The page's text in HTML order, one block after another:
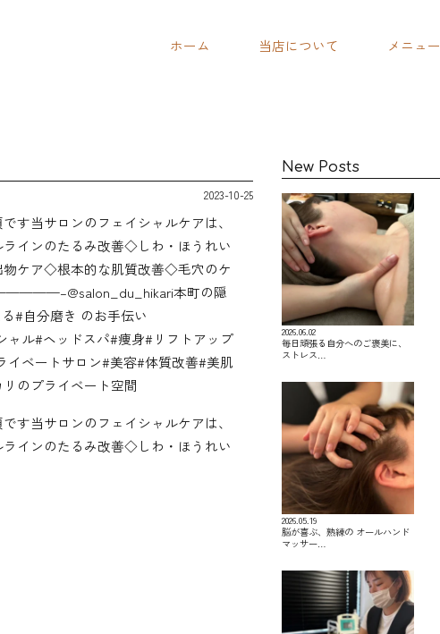
ホーム 当店について メニュー
2023-10-25
す当サロンのフェイシャルケアは、
インのたるみ改善◇しわ・ほうれい
ケア◇根本的な肌質改善◇毛穴のケ
本町の隠
#自分磨き のお手伝い
#ヘッドスパ#痩身#リフトアップ
ベートサロン#美容#体質改善#美肌
のプライベート空間
す当サロンのフェイシャルケアは、
インのたるみ改善◇しわ・ほうれい
New Posts
2026.06.02
毎日頑張る自分へのご褒美に、
ストレス…
2026.05.19
脳が喜ぶ、熟練の オールハンド
マッサー…